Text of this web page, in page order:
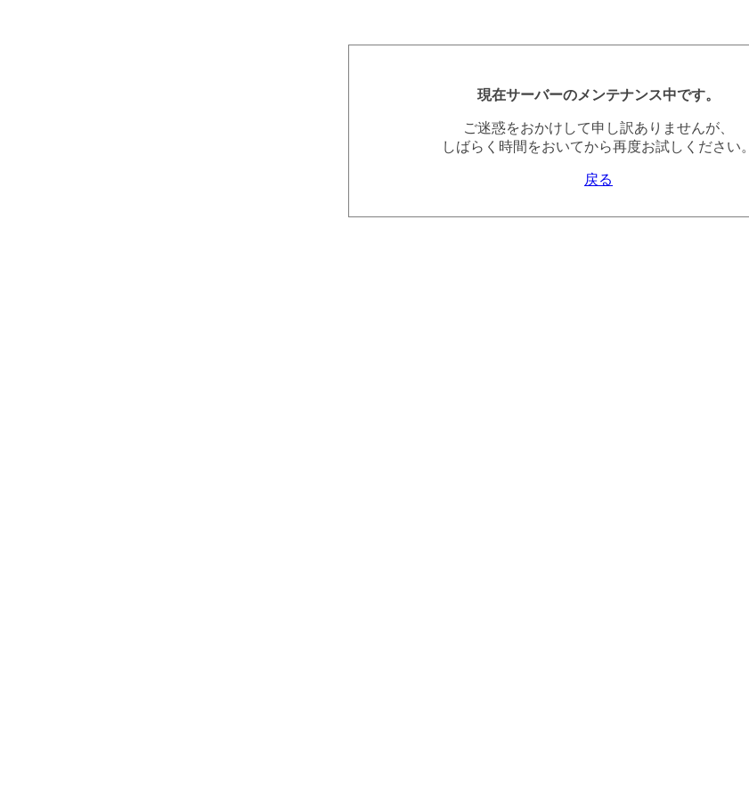
現在サーバーのメンテナンス中です。
ご迷惑をおかけして申し訳ありませんが、
しばらく時間をおいてから再度お試しください。
戻る